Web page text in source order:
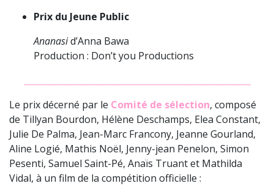
Prix du Jeune Public
Ananasid’Anna Bawa
Production : Don’t you Productions
Le prix décerné par le Comité de sélection, composé
de Tillyan Bourdon, Hélène Deschamps, Elea Constant,
Julie De Palma, Jean-Marc Francony, Jeanne Gourland,
Aline Logié, Mathis Noël, Jenny-jean Penelon, Simon
Pesenti, Samuel Saint-Pé, Anaïs Truant et Mathilda
Vidal, à un film de la compétition officielle :